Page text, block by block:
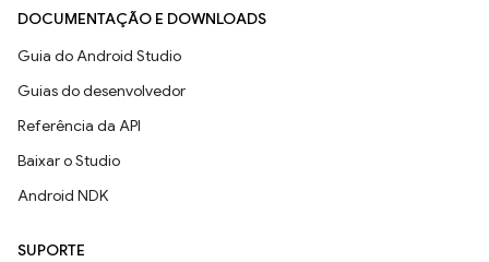
DOCUMENTAÇÃO E DOWNLOADS
Guia do Android Studio
Guias do desenvolvedor
Referência da API
Baixar o Studio
Android NDK
SUPORTE